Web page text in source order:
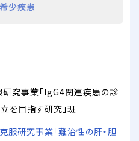
少疾患
究事業「IgG4関連疾患の診
を目指す研究」班
研究事業「難治性の肝・胆